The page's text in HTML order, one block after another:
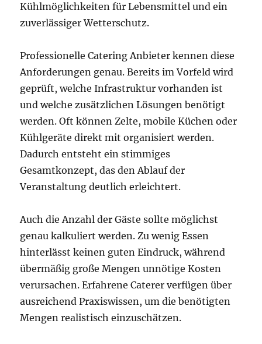
Kühlmöglichkeiten für Lebensmittel und ein
zuverlässiger Wetterschutz.
Professionelle Catering Anbieter kennen diese
Anforderungen genau. Bereits im Vorfeld wird
geprüft, welche Infrastruktur vorhanden ist
und welche zusätzlichen Lösungen benötigt
werden. Oft können Zelte, mobile Küchen oder
Kühlgeräte direkt mit organisiert werden.
Dadurch entsteht ein stimmiges
Gesamtkonzept, das den Ablauf der
Veranstaltung deutlich erleichtert.
Auch die Anzahl der Gäste sollte möglichst
genau kalkuliert werden. Zu wenig Essen
hinterlässt keinen guten Eindruck, während
übermäßig große Mengen unnötige Kosten
verursachen. Erfahrene Caterer verfügen über
ausreichend Praxiswissen, um die benötigten
Mengen realistisch einzuschätzen.